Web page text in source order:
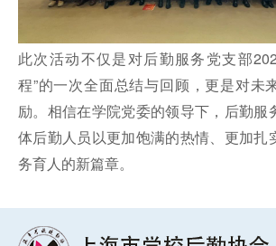
此次活动不仅是对后勤服务党支部
程”的一次全面总结与回顾，更是对未
励。相信在学院党委的领导下，后勤服
体后勤人员以更加饱满的热情、更加扎
务育人的新篇章。